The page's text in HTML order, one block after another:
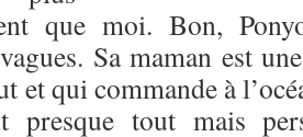
que moi. Bon,
Sa maman est
et qui commande à
presque tout mais